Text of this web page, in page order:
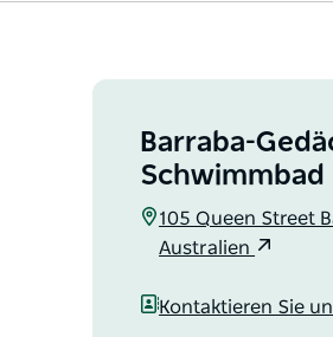
Barraba-
Schwimmbad
105 Queen Street
Australien
Kontaktieren Sie